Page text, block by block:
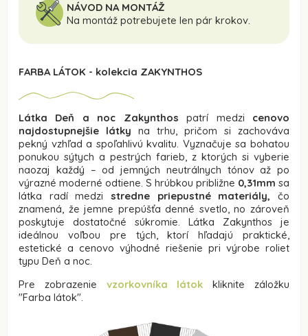
NÁVOD NA MONTÁŽ
Na montáž potrebujete len pár krokov.
FARBA LÁTOK - kolekcia ZAKYNTHOS
Látka Deň a noc Zakynthos patrí medzi cenovo
najdostupnejšie látky na trhu, pričom si zachováva
pekný vzhľad a spoľahlivú kvalitu. Vyznačuje sa bohatou
ponukou sýtych a pestrých farieb, z ktorých si vyberie
naozaj každý – od jemných neutrálnych tónov až po
výrazné moderné odtiene. S hrúbkou približne 0,31mm sa
látka radí medzi stredne priepustné materiály, čo
znamená, že jemne prepúšťa denné svetlo, no zároveň
poskytuje dostatočné súkromie. Látka Zakynthos je
ideálnou voľbou pre tých, ktorí hľadajú praktické,
estetické a cenovo výhodné riešenie pri výrobe roliet
typu Deň a noc.
Pre zobrazenie vzorkovníka látok kliknite záložku
"Farba látok".